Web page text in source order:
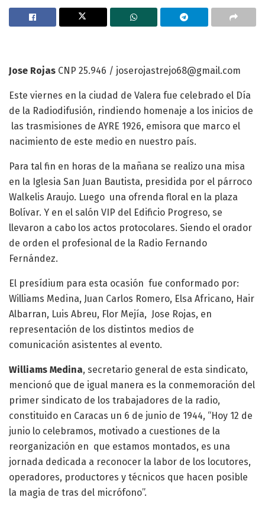
Jose Rojas CNP 25.946 / joserojastrejo68@gmail.com
Este viernes en la ciudad de Valera fue celebrado el Día
de la Radiodifusión, rindiendo homenaje a los inicios de
las trasmisiones de AYRE 1926, emisora que marco el
nacimiento de este medio en nuestro país.
Para tal fin en horas de la mañana se realizo una misa
en la Iglesia San Juan Bautista, presidida por el párroco
Walkelis Araujo. Luego una ofrenda floral en la plaza
Bolívar. Y en el salón VIP del Edificio Progreso, se
llevaron a cabo los actos protocolares. Siendo el orador
de orden el profesional de la Radio Fernando
Fernández.
El presídium para esta ocasión fue conformado por:
Williams Medina, Juan Carlos Romero, Elsa Africano, Hair
Albarran, Luis Abreu, Flor Mejía, Jose Rojas, en
representación de los distintos medios de
comunicación asistentes al evento.
Williams Medina, secretario general de esta sindicato,
mencionó que de igual manera es la conmemoración del
primer sindicato de los trabajadores de la radio,
constituido en Caracas un 6 de junio de 1944, “Hoy 12 de
junio lo celebramos, motivado a cuestiones de la
reorganización en que estamos montados, es una
jornada dedicada a reconocer la labor de los locutores,
operadores, productores y técnicos que hacen posible
la magia de tras del micrófono”.